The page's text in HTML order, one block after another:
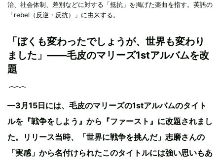
治、社会体制、差別などに対する「抵抗」を掲げた楽曲を指す。英語の
「rebel（反逆・反抗）」に由来する。
「ぼくも変わったでしょうが、世界も変わり
ました」——毛皮のマリーズ1stアルバムを改
題
—3月15日には、毛皮のマリーズの1stアルバムのタイト
ルを『戦争をしよう』から『ファースト』に改題されまし
た。リリース当時、「世界に戦争を挑んだ」志磨さんの
「実感」から名付けられたこのタイトルには強い思いもあ